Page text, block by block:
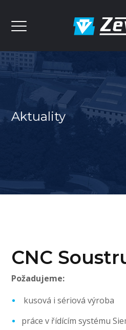
Aktuality
CNC
Požadujeme:
kusová i sériová výroba
práce v řídícím systému